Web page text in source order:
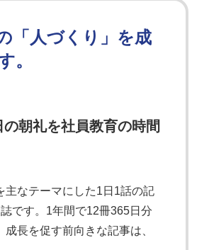
「人づくり」を成
。
朝礼を社員教育の時間
主なテーマにした1日1話の記
です。1年間で12冊365日分
長を促す前向きな記事は、